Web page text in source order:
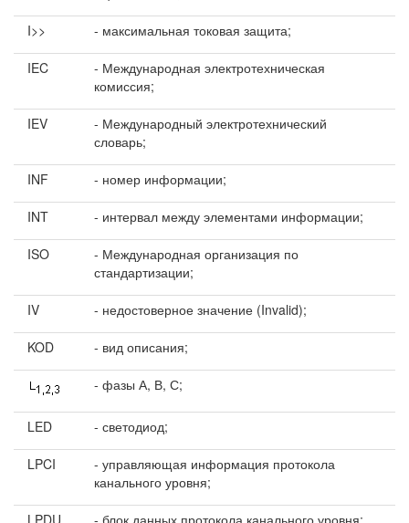
I>> - максимальная токовая защита;
IEC
- Международная электротехническая
комиссия;
IEV
- Международный электротехнический
словарь;
INF - номер информации;
INT - интервал между элементами информации;
ISO
- Международная организация по
стандартизации;
IV - недостоверное значение (Invalid);
KOD - вид описания;
- фазы А, В, С;
LED - светодиод;
LPCI
- управляющая информация протокола
канального уровня;
LPDU - блок данных протокола канального уровня;